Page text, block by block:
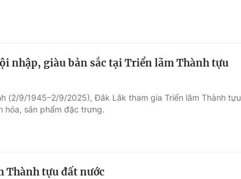
nhập, giàu bản sắc tại Triển lãm Thành tựu
(2/9/1945–2/9/2025), Đắk Lắk tham gia Triển lãm Thành tựu
hóa, sản phẩm đặc trưng.
Thành tựu đất nước